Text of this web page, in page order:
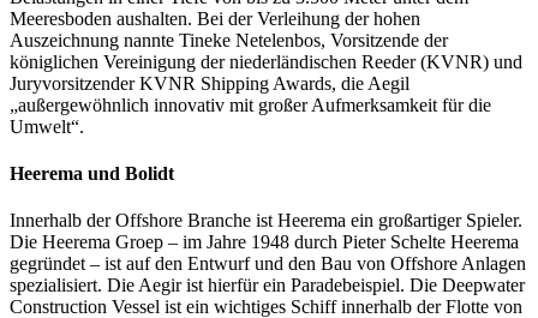
Meeresboden aushalten. Bei der Verleihung der hohen
Auszeichnung nannte Tineke Netelenbos, Vorsitzende der
königlichen Vereinigung der niederländischen Reeder (KVNR) und
Juryvorsitzender KVNR Shipping Awards, die Aegil
„außergewöhnlich innovativ mit großer Aufmerksamkeit für die
Umwelt“.
Heerema und Bolidt
Innerhalb der Offshore Branche ist Heerema ein großartiger Spieler.
Die Heerema Groep – im Jahre 1948 durch Pieter Schelte Heerema
gegründet – ist auf den Entwurf und den Bau von Offshore Anlagen
spezialisiert. Die Aegir ist hierfür ein Paradebeispiel. Die Deepwater
Construction Vessel ist ein wichtiges Schiff innerhalb der Flotte von